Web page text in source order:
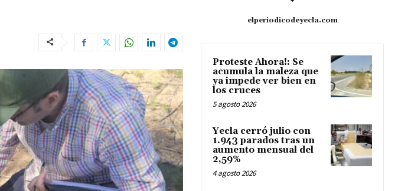
elperiodicodeyecla.com
Proteste Ahora!: Se
acumula la maleza que
ya impede ver bien en
los cruces
5 agosto 2026
Yecla cerró julio con
1.943 parados tras un
aumento mensual del
2,59%
4 agosto 2026